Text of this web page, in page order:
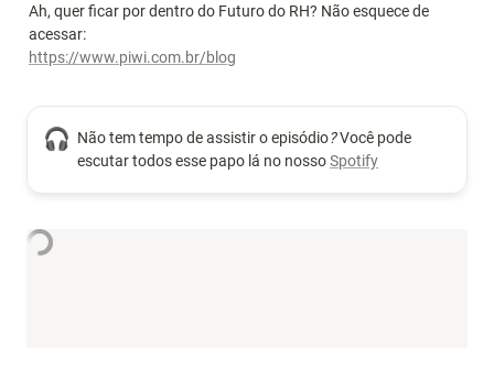
Ah, quer ficar por dentro do Futuro do RH? Não esquece de
https://www.piwi.com.br/blog
🎧 Não tem tempo de assistir o episódio? Você pode
escutar todos esse papo lá no nosso Spotify